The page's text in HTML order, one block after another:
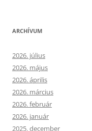
ARCHÍVUM
2026. július
2026. május
2026. április
2026. március
2026. február
2026. január
2025. december